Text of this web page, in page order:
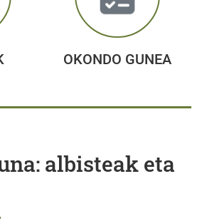
OKONDO GUNEA
albisteak eta